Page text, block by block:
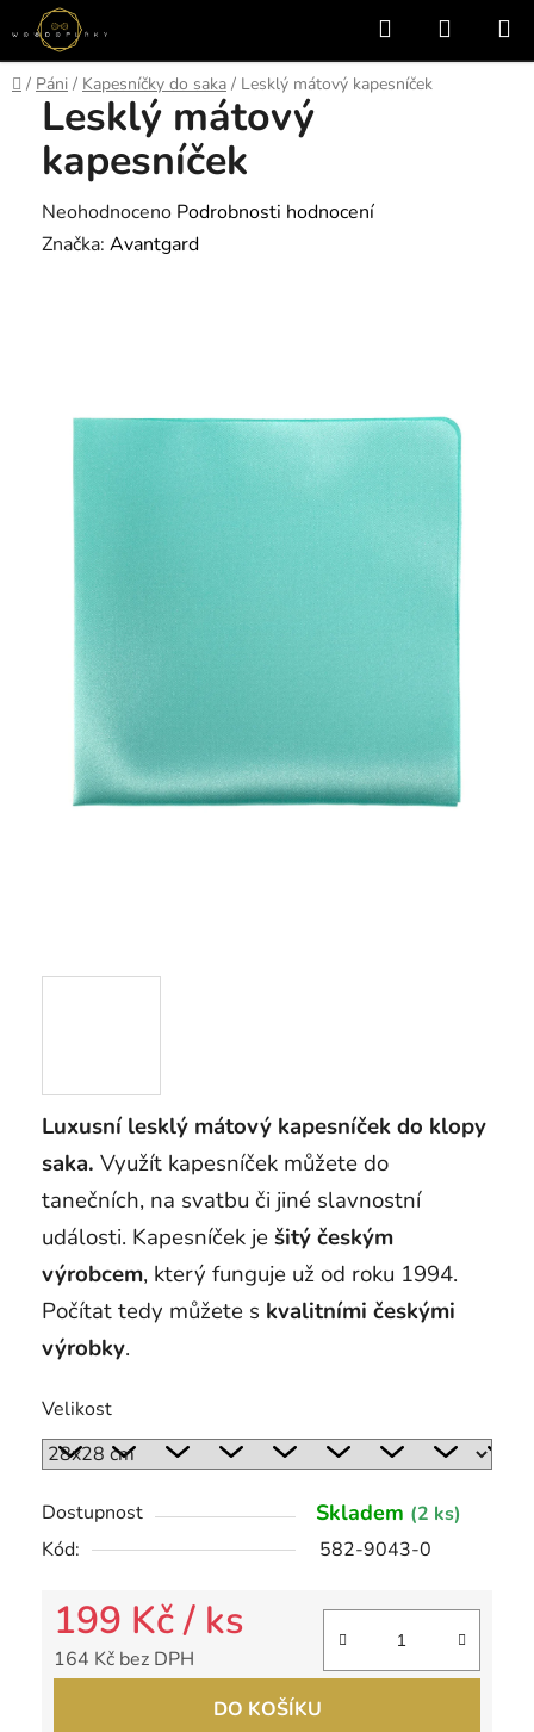
Přejít
na
obsah
Hledat
KOŠÍK
Domů
/ Páni / Kapesníčky do saka / Lesklý mátový kapesníček
Luxusní lesklý mátový kapesníček do klopy
saka. Využít kapesníček můžete do
tanečních, na svatbu či jiné slavnostní
události. Kapesníček je šitý českým
výrobcem, který funguje už od roku 1994.
Počítat tedy můžete s kvalitními českými
výrobky.
Velikost
Dostupnost Skladem (2 ks)
Kód:
582-9043-0
199 Kč/ ks
164 Kč bez DPH
DO KOŠÍKU
Lesklý mátový
kapesníček
Průměrné
hodnocení
Neohodnoceno Podrobnosti hodnocení
Značka: Avantgard